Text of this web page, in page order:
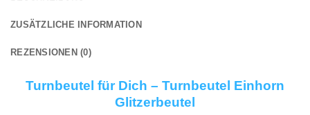
ZUSÄTZLICHE INFORMATION
REZENSIONEN (0)
Turnbeutel für Dich – Turnbeutel Einhorn
Glitzerbeutel